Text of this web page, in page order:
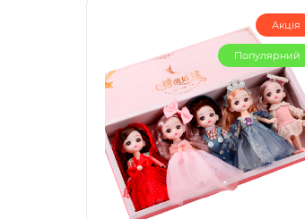
Акція
Популярний